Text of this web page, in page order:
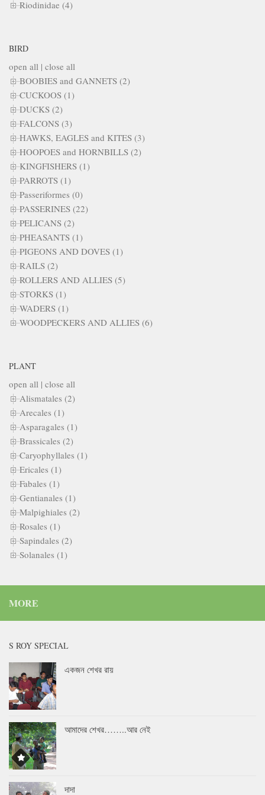
Riodinidae (4)
BIRD
open all | close all
BOOBIES and GANNETS (2)
CUCKOOS (1)
DUCKS (2)
FALCONS (3)
HAWKS, EAGLES and KITES (3)
HOOPOES and HORNBILLS (2)
KINGFISHERS (1)
PARROTS (1)
Passeriformes (0)
PASSERINES (22)
PELICANS (2)
PHEASANTS (1)
PIGEONS AND DOVES (1)
RAILS (2)
ROLLERS AND ALLIES (5)
STORKS (1)
WADERS (1)
WOODPECKERS AND ALLIES (6)
PLANT
open all | close all
Alismatales (2)
Arecales (1)
Asparagales (1)
Brassicales (2)
Caryophyllales (1)
Ericales (1)
Fabales (1)
Gentianales (1)
Malpighiales (2)
Rosales (1)
Sapindales (2)
Solanales (1)
MORE
S ROY SPECIAL
একজন শেখর রায়
আমাদের শেখর……..আর নেই
দাদা